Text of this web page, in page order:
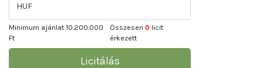
HUF
Minimum ajánlat 10.200.000
Ft
Összesen 0 licit
érkezett
Licitálás